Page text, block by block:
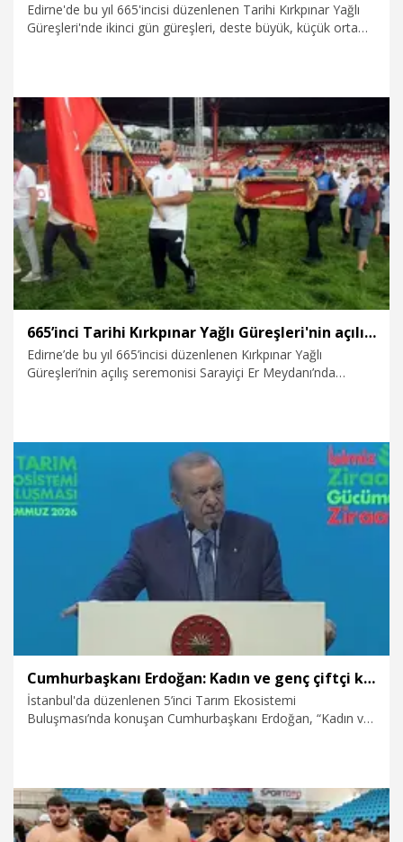
Edirne'de bu yıl 665'incisi düzenlenen Tarihi Kırkpınar Yağlı
Güreşleri'nde ikinci gün güreşleri, deste büyük, küçük orta
4.07.2026 Spor
665’inci Tarihi Kırkpınar Yağlı Güreşleri'nin açılış seremonisi yapıldı
Edirne’de bu yıl 665’incisi düzenlenen Kırkpınar Yağlı
Güreşleri’nin açılış seremonisi Sarayiçi Er Meydanı’nda
geçit töreni yaparak protokol ve seyircileri selamladı.
3.07.2026
Cumhurbaşkanı Erdoğan: Kadın ve genç çiftçi kredisi limitini 5 milyon liraya çıkarıyoruz
İstanbul'da düzenlenen 5’inci Tarım Ekosistemi
Buluşması’nda konuşan Cumhurbaşkanı Erdoğan, “Kadın ve
Garanti Fonu teminat desteğiyle çok daha güçlü finansman
imkanı sunacağız. Atıl durumda bulunan büyükbaş süt ve
besi işletmelerini yeniden üretime kazandırıyoruz. Süt